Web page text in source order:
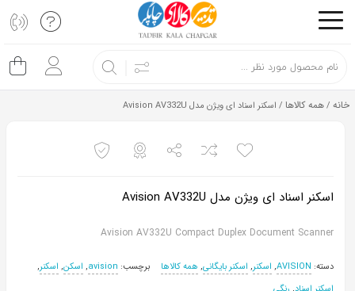
اشتراک
با
می‌توانید
این
را
خانه /همه کالاها / اسکنر اسناد ای ویژن مدل Avision AV332U
اسکنر اسناد ای ویژن مدل Avision AV332U
Avision AV332U Compact Duplex Document Scanner
دسته: AVISION
, اسکنر, اسکنر بایگانی, همه کالاها برچسب: avision
, اسکن, اسکنر,